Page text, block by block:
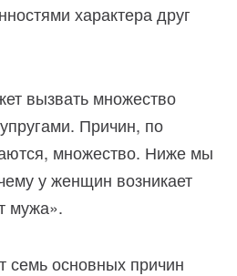
характера друг
вызвать множество
Причин, по
множество. Ниже мы
у женщин возникает
мужа».
семь основных причин